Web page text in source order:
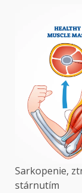
Sarkopenie,
stárnutím